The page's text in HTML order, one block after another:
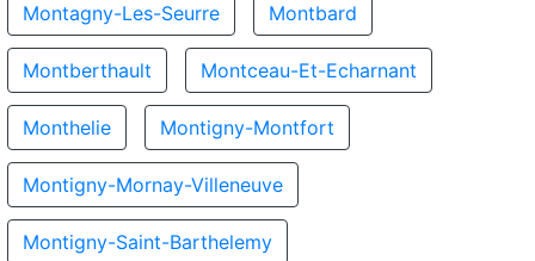
Montagny-Les-Seurre Montbard
Montberthault Montceau-Et-Echarnant
Monthelie Montigny-Montfort
Montigny-Mornay-Villeneuve
Montigny-Saint-Barthelemy